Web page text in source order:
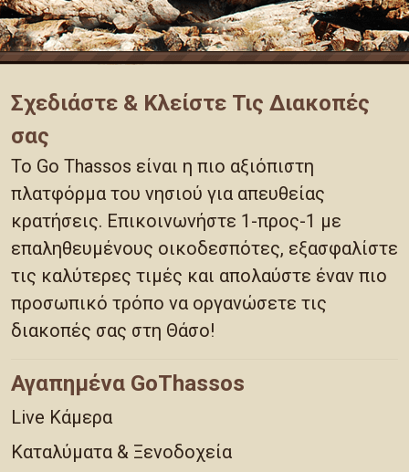
Σχεδιάστε & Κλείστε Τις Διακοπές
σας
Το Go Thassos είναι η πιο αξιόπιστη
πλατφόρμα του νησιού για απευθείας
κρατήσεις. Επικοινωνήστε 1-προς-1 με
επαληθευμένους οικοδεσπότες, εξασφαλίστε
τις καλύτερες τιμές και απολαύστε έναν πιο
προσωπικό τρόπο να οργανώσετε τις
διακοπές σας στη Θάσο!
Αγαπημένα GoThassos
Live Κάμερα
Καταλύματα & Ξενοδοχεία